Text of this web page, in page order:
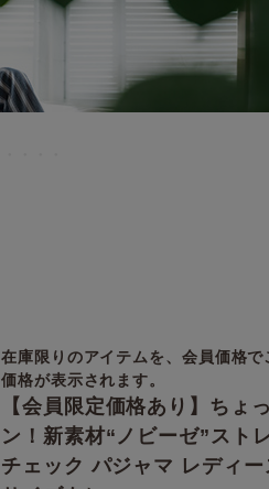
在庫限りのアイテムを、会員価格
価格が表示されます。
【会員限定価格あり】ちょ
ン！新素材“ノビーゼ”ス
チェック パジャマ レディ